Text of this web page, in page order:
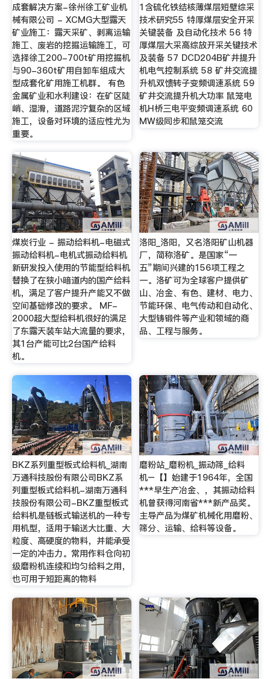
成套解决方案-徐州徐工矿业机
械有限公司 - XCMG大型露天
矿业施工：露天采矿、剥离运输
施工、废岩的挖掘运输施工，可
选择徐工200-700t矿用挖掘机
与90-360t矿用自卸车组成大
型成套化矿用施工机群。 有色
金属矿业和水利建设：在矿区陡
峭、湿滑，道路泥泞复杂的区域
施工，设备对环境的适应性尤为
重要。
1含硫化铁结核薄煤层短壁综采
技术研究55 特厚煤层安全开采
关键装备 及自动化技术 56 特
厚煤层大采高综放开采关键技术
及装备 57 DCD204B矿井提升
机电气控制系统 58 矿井交流提
升机双馈转子变频调速系统 59
矿井交流提升机大功率 鼠笼电
机H桥三电平变频调速系统 60
MW级同步和鼠笼交流
煤炭行业 - 振动给料机-电磁式
振动给料机-电机式振动给料机
新研发投入使用的节能型给料机
替换了在狭小暗道内的国产给料
机，满足了客户提升产能又不做
空间基础修改的要求。 MF-
2000超大型给料机很好的满足
了东露天装车站大流量的要求，
其1台产能可比2台国产给料
机。
洛阳_洛阳，又名洛阳矿山机器
厂，简称洛矿。是国家“一
五”期间兴建的156项工程之
一。洛矿可为全球客户提供矿
山、冶金、有色、建材、电力、
节能环保、电气传动和自动化、
大型铸锻件等产业和领域的商
品、工程与服务。
BKZ系列重型板式给料机_湖南
万通科技股份有限公司BKZ系
列重型板式给料机-湖南万通科
技股份有限公司-BKZ重型板式
给料机是链板式输送机的一种专
用机型，适用于输送大比重、大
粒度、高硬度的物料，并能承受
一定的冲击力。常用作料仓向初
级磨粉机连续和均匀给料之用，
也可用于短距离的物料
磨粉站_磨粉机_振动筛_给料
机–【】始建于1964年，全国
***早生产冶金、，其振动给料
机曾获得河南省***新产品奖。
主导产品为煤矿机械化用磨粉、
筛分、运输、给料等设备。